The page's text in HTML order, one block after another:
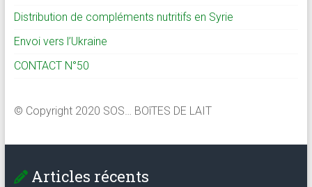
Distribution de compléments nutritifs en Syrie
Envoi vers l’Ukraine
CONTACT N°50
© Copyright 2020 SOS… BOîTES DE LAIT
Articles récents